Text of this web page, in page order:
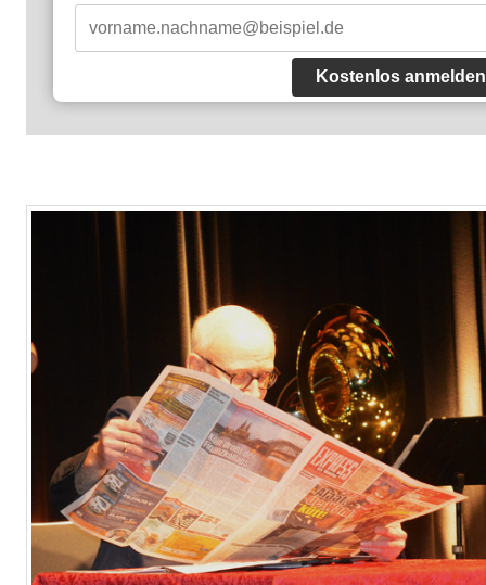
Kostenlos anmelden